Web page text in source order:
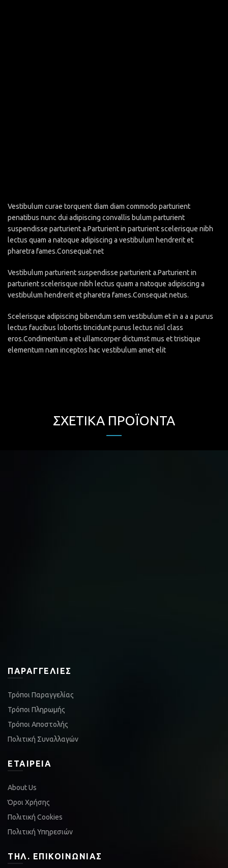
Vestibulum curae torquent diam diam commodo parturient
penatibus nunc dui adipiscing convallis bulum parturient
suspendisse parturient a.Parturient in parturient scelerisque nibh
lectus quam a natoque adipiscing a vestibulum hendrerit et
pharetra fames.Consequat net
Vestibulum parturient suspendisse parturient a.Parturient in
parturient scelerisque nibh lectus quam a natoque adipiscing a
vestibulum hendrerit et pharetra fames.Consequat netus.
Scelerisque adipiscing bibendum sem vestibulum et in a a a purus
lectus faucibus lobortis tincidunt purus lectus nisl class
eros.Condimentum a et ullamcorper dictumst mus et tristique
elementum nam inceptos hac vestibulum amet elit
ΣΧΕΤΙΚΆ ΠΡΟΪΌΝΤΑ
ΠΑΡΑΓΓΕΛΊΕΣ
Τρόποι Παραγγελίας
Τρόποι Πληρωμής
Τρόποι Αποστολής
Πολιτική Συναλλαγών
ΕΤΑΙΡΕΊΑ
About Us
Όροι Χρήσης
Πολιτική Cookies
Πολιτική Υπηρεσιών
ΤΗΛ. ΕΠΙΚΟΙΝΩΝΊΑΣ